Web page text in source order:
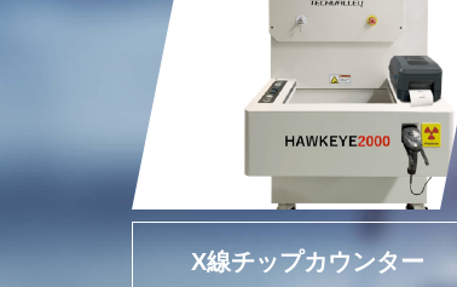
X線チップカウンター